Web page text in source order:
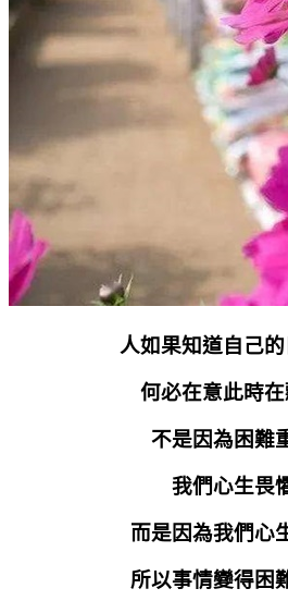
人如果知道自己的
何必在意此時在
不是因為困難
我們心生畏
而是因為我們心
所以事情變得困